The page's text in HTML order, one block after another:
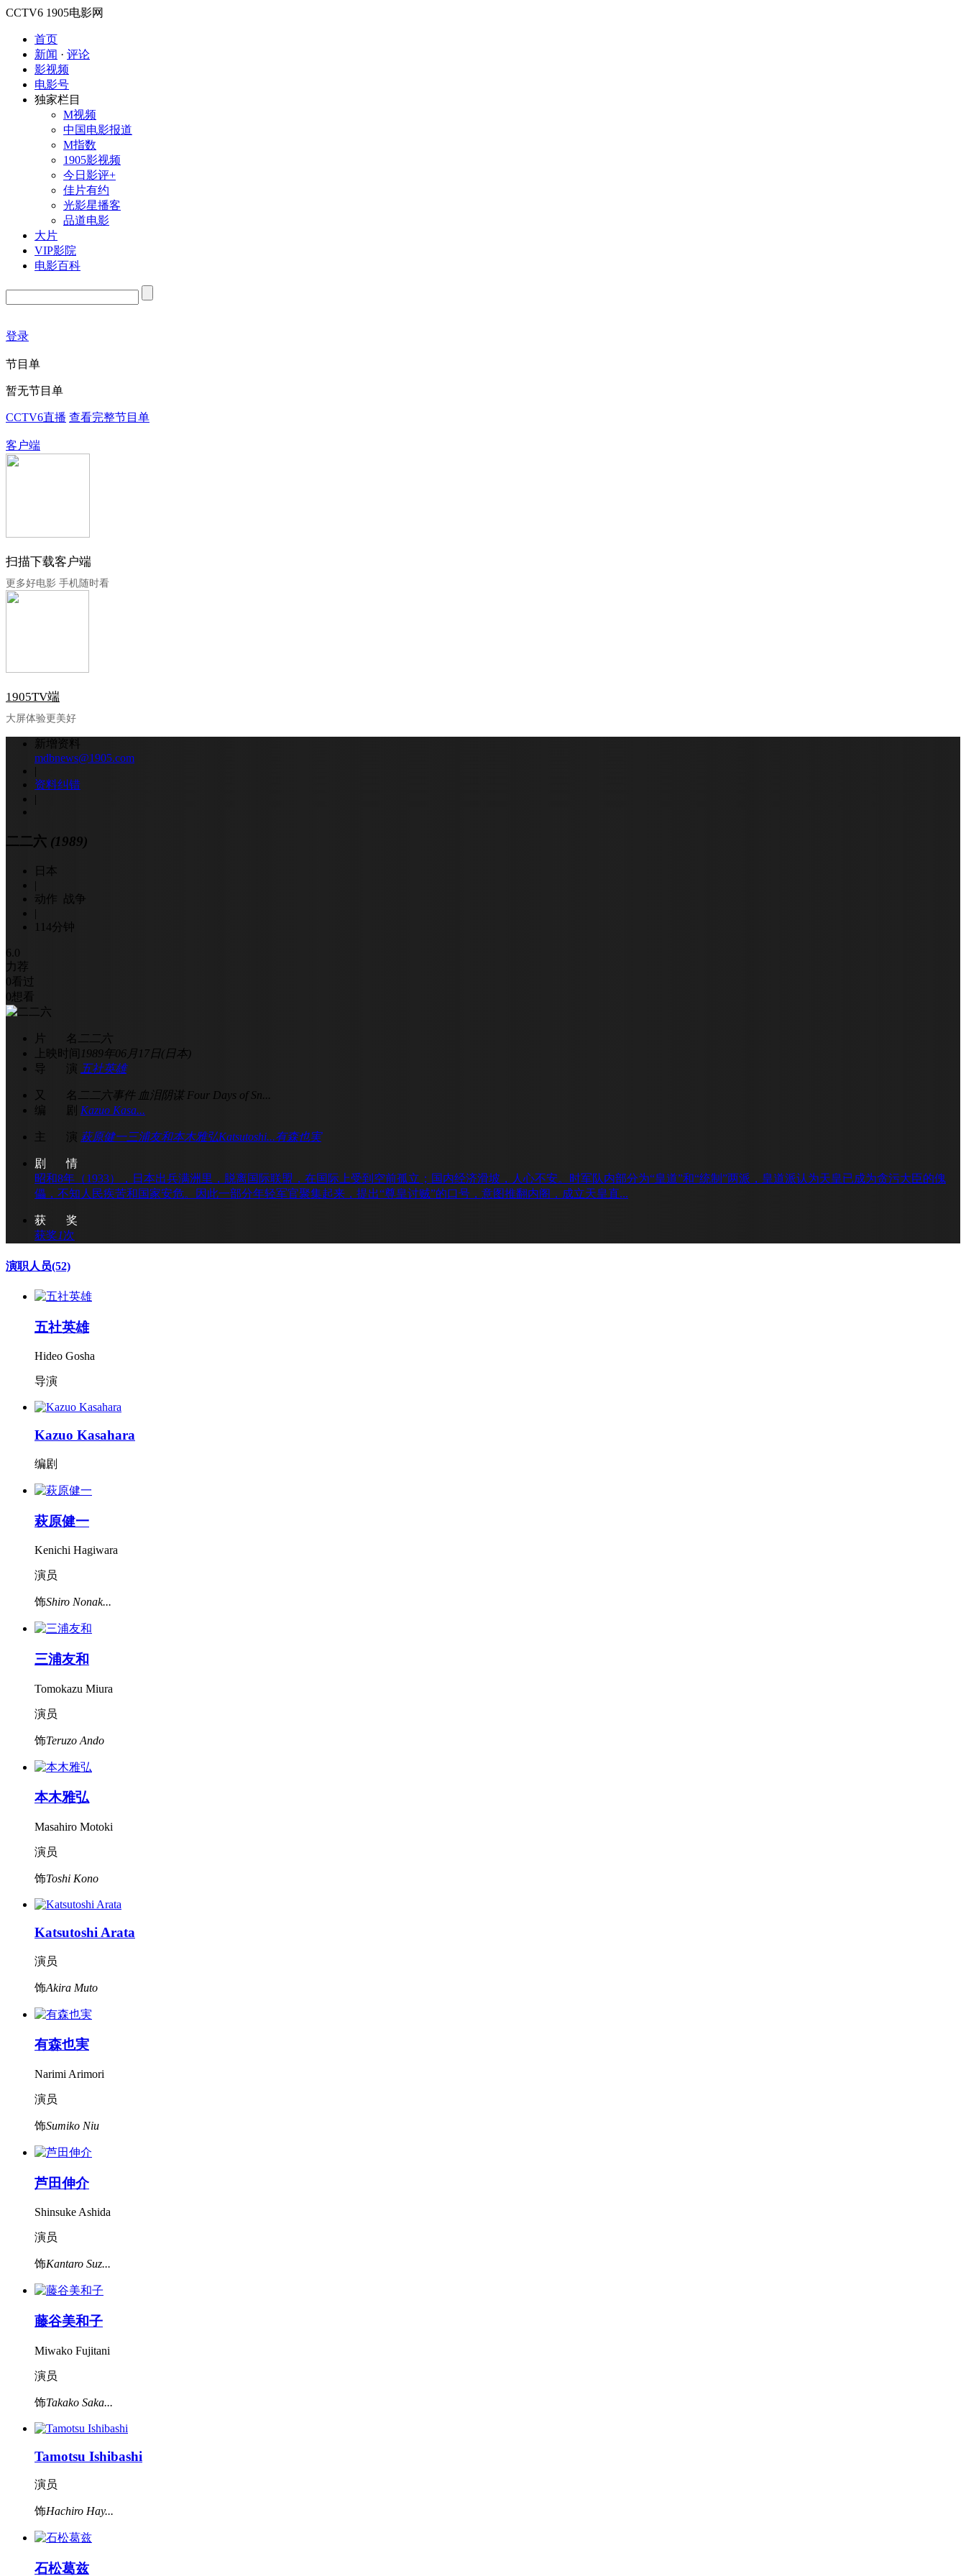
CCTV6 1905电影网
首页
新闻 · 评论
影视频
电影号
独家栏目
M视频
中国电影报道
M指数
1905影视频
今日影评+
佳片有约
光影星播客
品道电影
大片
VIP影院
电影百科
登录
节目单
暂无节目单
CCTV6直播 查看完整节目单
客户端
扫描下载客户端
更多好电影 手机随时看
1905TV端
大屏体验更美好
新增资料
mdbnews@1905.com
|
资料纠错
|
二二六 (1989)
日本
|
动作 战争
|
114分钟
6.0
力荐
0看过
0想看
片 名 二二六
上映时间 1989年06月17日(日本)
导 演 五社英雄
又 名 二二六事件 血泪阴谋 Four Days of Sn...
编 剧
Kazuo Kasa...
主 演 萩原健一三浦友和本木雅弘Katsutoshi...有森也実
剧 情
昭和8年（1933），日本出兵满洲里，脱离国际联盟，在国际上受到空前孤立；国内经济滑坡，人心不安。时军队内部分为“皇道”和“统制”两派，皇道派认为天皇已成为贪污大臣的傀
儡，不知人民疾苦和国家安危。因此一部分年轻军官聚集起来，提出“尊皇讨贼”的口号，意图推翻内阁，成立天皇直...
获 奖
获奖1次
演职人员(52)
五社英雄
Hideo Gosha
导演
Kazuo Kasahara
编剧
萩原健一
Kenichi Hagiwara
演员
饰Shiro Nonak...
三浦友和
Tomokazu Miura
演员
饰Teruzo Ando
本木雅弘
Masahiro Motoki
演员
饰Toshi Kono
Katsutoshi Arata
演员
饰Akira Muto
有森也実
Narimi Arimori
演员
饰Sumiko Niu
芦田伸介
Shinsuke Ashida
演员
饰Kantaro Suz...
藤谷美和子
Miwako Fujitani
演员
饰Takako Saka...
Tamotsu Ishibashi
演员
饰Hachiro Hay...
石松葛兹